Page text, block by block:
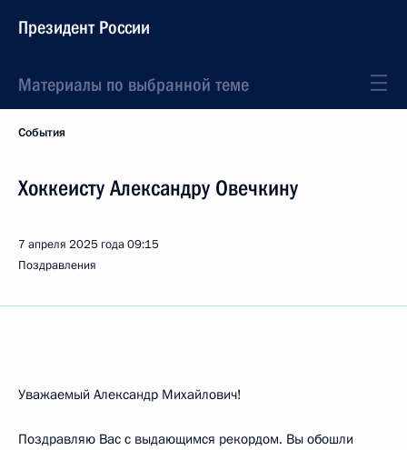
Президент России
Материалы по выбранной теме
События
Хоккеисту Александру Овечкину
7 апреля 2025 года09:15
Поздравления
Уважаемый Александр Михайлович!
Поздравляю Вас с выдающимся рекордом. Вы обошли